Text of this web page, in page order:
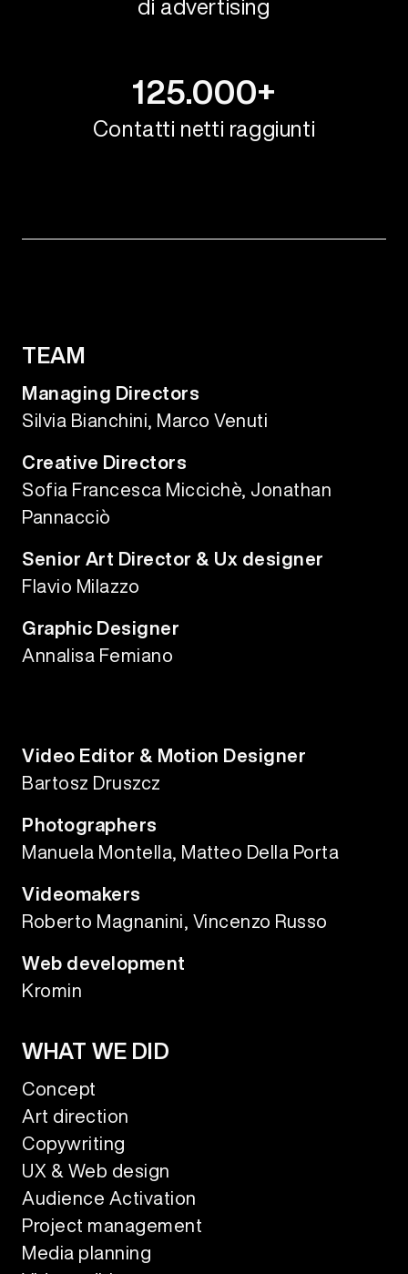
di advertising
125.000+
Contatti netti raggiunti
TEAM
Managing Directors
Silvia Bianchini, Marco Venuti
Creative Directors
Sofia Francesca Miccichè, Jonathan
Pannacciò
Senior Art Director & Ux designer
Flavio Milazzo
Graphic Designer
Annalisa Femiano
Video Editor & Motion Designer
Bartosz Druszcz
Photographers
Manuela Montella, Matteo Della Porta
Videomakers
Roberto Magnanini, Vincenzo Russo
Web development
Kromin
WHAT WE DID
Concept
Art direction
Copywriting
UX & Web design
Audience Activation
Project management
Media planning